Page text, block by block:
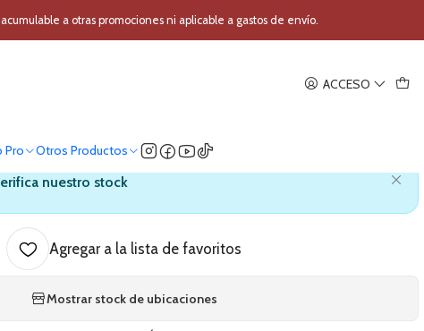
ACCESO
Pro Otros Productos
a otras promociones ni aplicable a gastos de envío.
PHILCO TR-50
para Camara PHILCO TR-
nuestro stock
Agregar a la lista de favoritos
Mostrar stock de ubicaciones